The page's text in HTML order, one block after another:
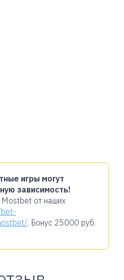
игры могут
зависимость!
от наших
. Бонус 25000 руб.